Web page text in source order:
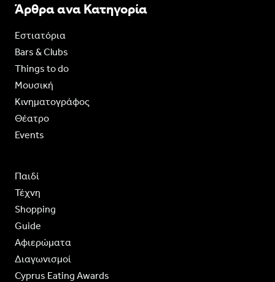
Άρθρα ανα Κατηγορία
Εστιατόρια
Bars & Clubs
Things to do
Moυσική
Κινηματογράφος
Θέατρο
Events
Παιδί
Τέχνη
Shopping
Guide
Aφιερώματα
Διαγωνισμοί
Cyprus Eating Awards